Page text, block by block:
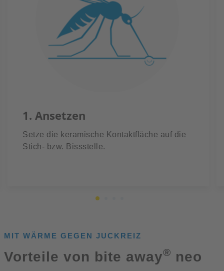
1. Ansetzen
Setze die keramische Kontaktfläche auf die
Stich- bzw. Bissstelle.
MIT WÄRME GEGEN JUCKREIZ
Vorteile von bite away® neo